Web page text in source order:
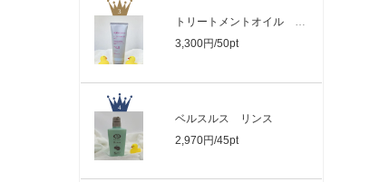
トリートメントオイル 230g（ベルジュバ..
3,300円/50pt
ベルスルス リンス
2,970円/45pt